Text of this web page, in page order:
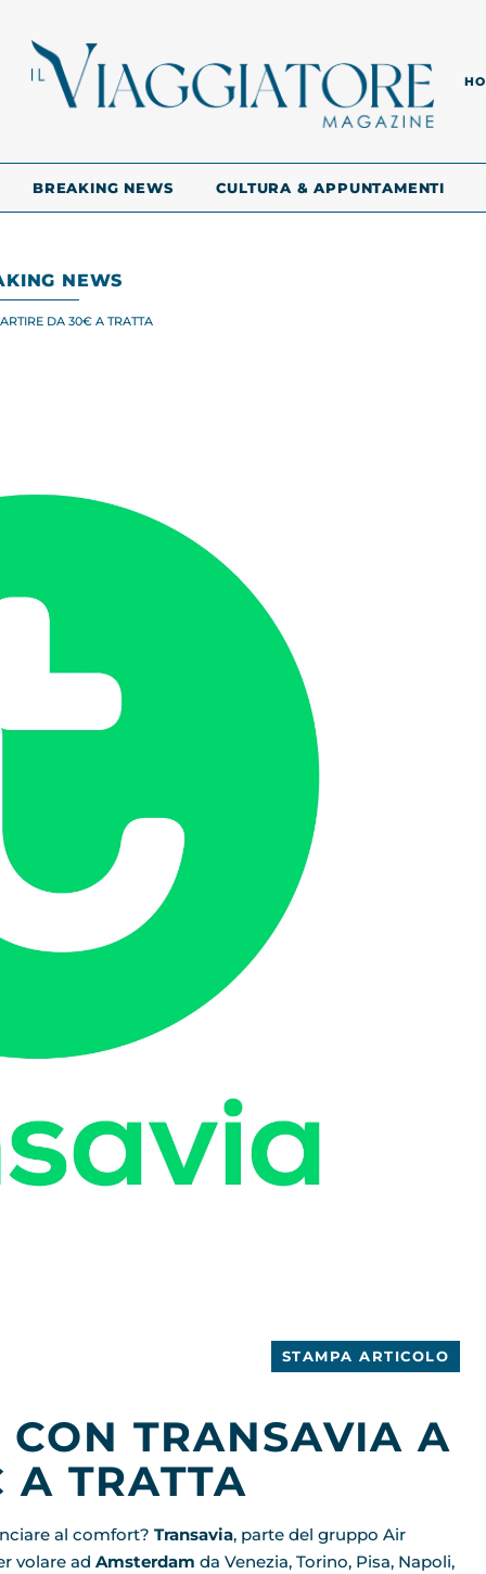
BREAKING NEWS CULTURA & APPUNTAMENTI
NEWS
DA 30€ A TRATTA
STAMPA ARTICOLO
TRANSAVIA A
TRATTA
al comfort? Transavia, parte del gruppo Air
volare ad Amsterdam da Venezia, Torino, Pisa, Napoli,